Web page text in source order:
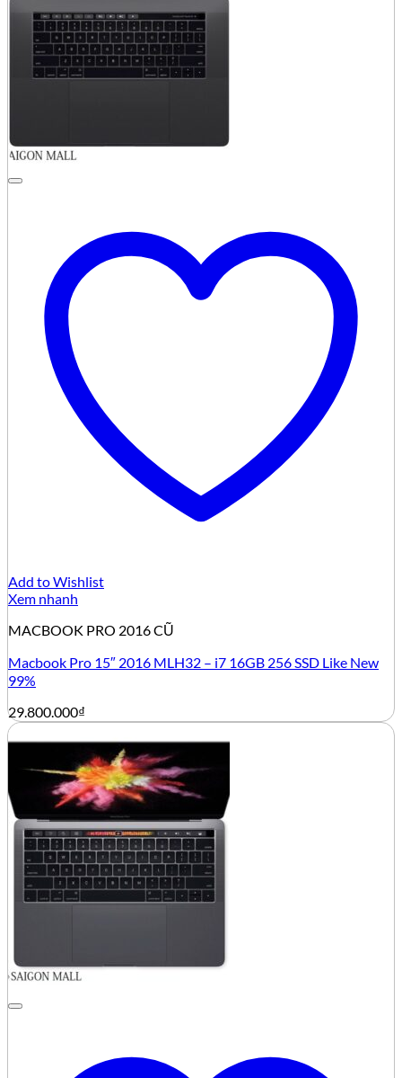
Add to Wishlist
Xem nhanh
MACBOOK PRO 2016 CŨ
Macbook Pro 15″ 2016 MLH32 – i7 16GB 256 SSD Like New
99%
29.800.000₫